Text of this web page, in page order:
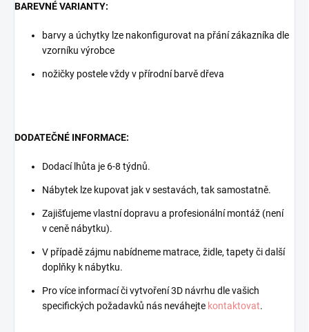
BAREVNÉ VARIANTY:
barvy a úchytky lze nakonfigurovat na přání zákazníka dle
vzorníku výrobce
nožičky postele vždy v přírodní barvě dřeva
DODATEČNÉ INFORMACE:
Dodací lhůta je 6-8 týdnů.
Nábytek lze kupovat jak v sestavách, tak samostatně.
Zajišťujeme vlastní dopravu a profesionální montáž (není
v ceně nábytku).
V případě zájmu nabídneme matrace, židle, tapety či další
doplňky k nábytku.
Pro více informací či vytvoření 3D návrhu dle vašich
specifických požadavků nás neváhejte kontaktovat.